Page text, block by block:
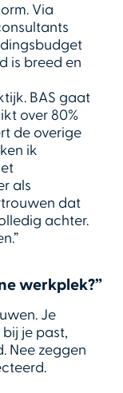
Via
is breed en
BAS gaat
over 80%
de overige
ik
als
dat
achter.
werkplek?”
Je
je past,
Nee zeggen